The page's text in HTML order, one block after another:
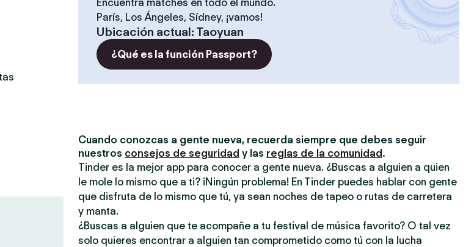
Encuentra matches en todo el mundo.
París, Los Ángeles, Sídney, ¡vamos!
Ubicación actual: Taoyuan
¿Qué es la función Passport?
Cuando conozcas a gente nueva, recuerda siempre que debes seguir
nuestros consejos de seguridad y las reglas de la comunidad .
Tinder es la mejor app para conocer a gente nueva. ¿Buscas a alguien a quien
le mole lo mismo que a ti? ¡Ningún problema! En Tinder puedes hablar con gente
que disfruta de lo mismo que tú, ya sean noches de tapeo o rutas de carretera
y manta.
¿Buscas a alguien que te acompañe a tu festival de música favorito? O tal vez
solo quieres encontrar a alguien tan comprometido como tú con la lucha